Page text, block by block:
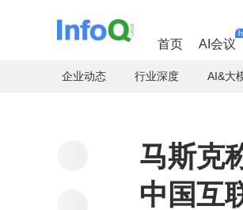
首页 AI会议
企业动态 行业深度 AI&大
马斯克
中国互